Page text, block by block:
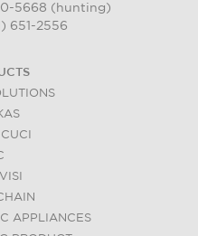
5668 (hunting)
651-2556
APPLIANCES